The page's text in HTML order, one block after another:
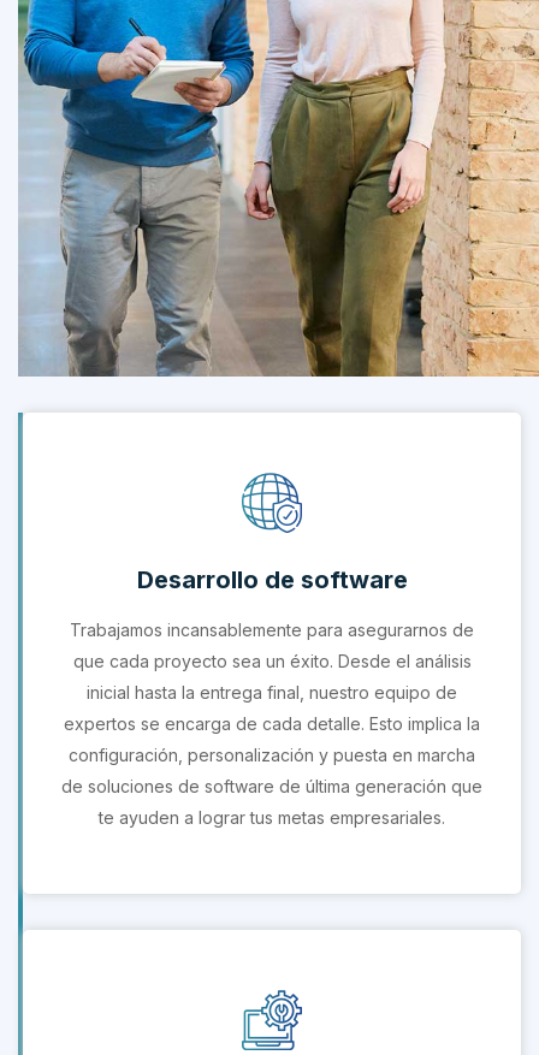
Desarrollo de software
Trabajamos incansablemente para asegurarnos de
que cada proyecto sea un éxito. Desde el análisis
inicial hasta la entrega final, nuestro equipo de
expertos se encarga de cada detalle. Esto implica la
configuración, personalización y puesta en marcha
de soluciones de software de última generación que
te ayuden a lograr tus metas empresariales.